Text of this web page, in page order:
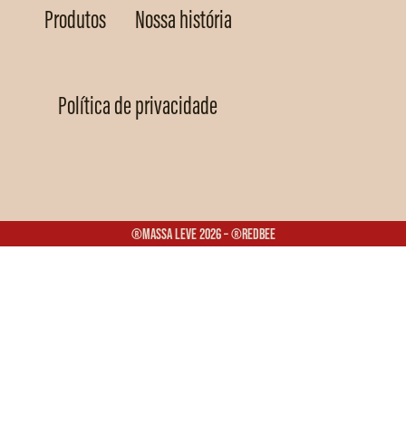
Produtos Nossa história
Política de privacidade
®Massa Leve 2026 – ®Redbee